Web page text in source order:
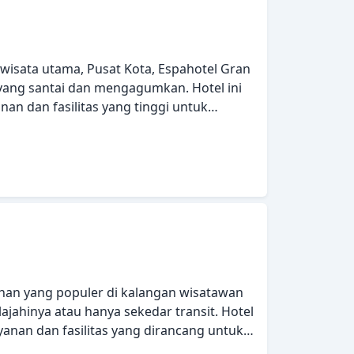
pilihan yang sempurna sebagai
utama, Pusat Kota, Espahotel Gran
santai dan mengagumkan. Hotel ini
dan fasilitas yang tinggi untuk
wisatawan. Manfaatkan
barang, Wi-fi di tempat umum,
yang disediakan hotel. Setiap
dan dilengkapi dengan fasilitas yang
berbagai pilihan rekreasi. Dengan
Espahotel Gran Via memenuhi
yang populer di kalangan wisatawan
atau hanya sekedar transit. Hotel
dan fasilitas yang dirancang untuk
kemudahan kepada para tamu. WiFi